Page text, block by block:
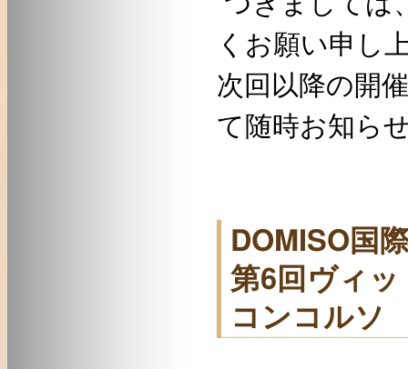
くお願い申し
次回以降の開
て随時お知ら
DOMISO国
第6回ヴィ
コンコルソ